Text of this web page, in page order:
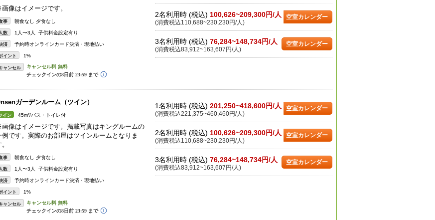
像はイメージです。
事 朝食なし 夕食なし
数 1人〜3人 子供料金設定有り
済 予約時オンラインカード決済・現地払い
イント 1%
ャンセル
2名利用時 (税込) 100,626~209,300円/人
(消費税込110,688~230,230円/人)
空室カレンダー
3名利用時 (税込) 76,284~148,734円/人
(消費税込83,912~163,607円/人)
空室カレンダー
ガーデンルーム（ツイン）
イン 45m²/バス・トイレ付
像はイメージです。掲載写真はキングルームの
例です。実際のお部屋はツインルームとなりま
事 朝食なし 夕食なし
数 1人〜3人 子供料金設定有り
済 予約時オンラインカード決済・現地払い
イント 1%
ャンセル
1名利用時 (税込) 201,250~418,600円/人
(消費税込221,375~460,460円/人)
空室カレンダー
2名利用時 (税込) 100,626~209,300円/人
(消費税込110,688~230,230円/人)
空室カレンダー
3名利用時 (税込) 76,284~148,734円/人
(消費税込83,912~163,607円/人)
空室カレンダー